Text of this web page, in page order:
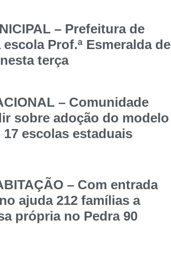
– Prefeitura de
Prof.ª Esmeralda de
terça
– Comunidade
sobre adoção do modelo
escolas estaduais
– Com entrada
ajuda 212 famílias a
própria no Pedra 90